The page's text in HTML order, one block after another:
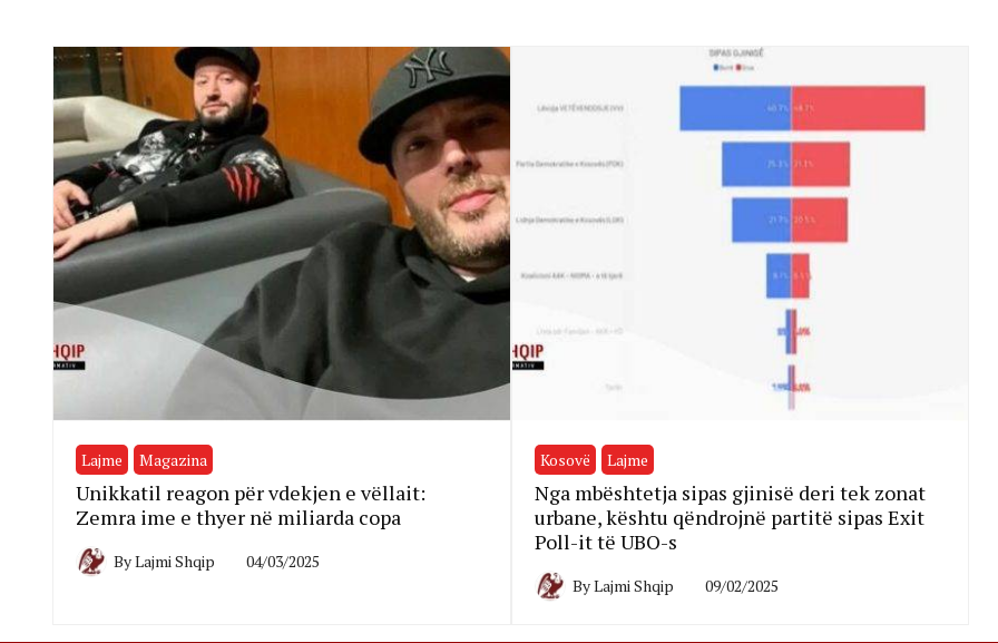
Lajme Magazina
Unikkatil reagon për vdekjen e vëllait:
Zemra ime e thyer në miliarda copa
ByLajmi Shqip 04/03/2025
Kosovë Lajme
Nga mbështetja sipas gjinisë deri tek zonat
urbane, kështu qëndrojnë partitë sipas Exit
Poll-it të UBO-s
ByLajmi Shqip 09/02/2025